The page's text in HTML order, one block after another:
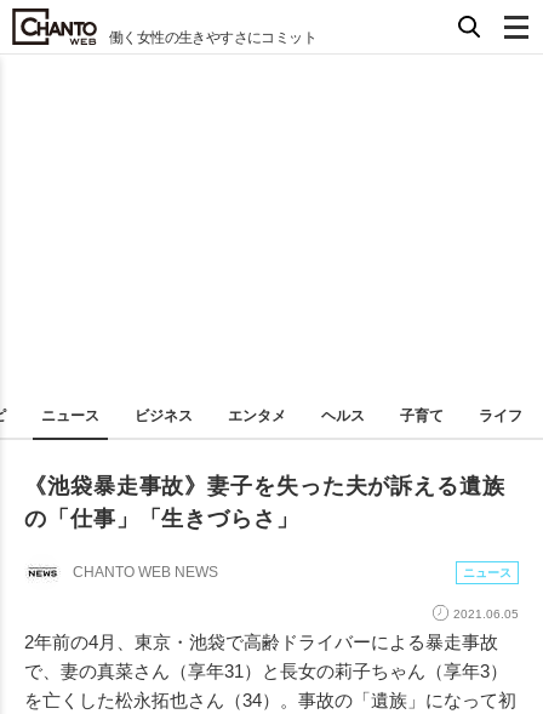
働く女性の生きやすさにコミット
ニュース ビジネス エンタメ ヘルス 子育て ライフ
《池袋暴走事故》妻子を失った夫が訴える遺族
の「仕事」「生きづらさ」
CHANTO WEB NEWS ニュース
2021.06.05
2年前の4月、東京・池袋で高齢ドライバーによる暴走事故
で、妻の真菜さん（享年31）と長女の莉子ちゃん（享年3）
を亡くした松永拓也さん（34）。事故の「遺族」になって初